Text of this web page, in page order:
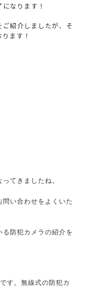
なります！
紹介しましたが、そ
ます！
てきましたね。
い合わせをよくいた
防犯カメラの紹介を
す。無線式の防犯カ